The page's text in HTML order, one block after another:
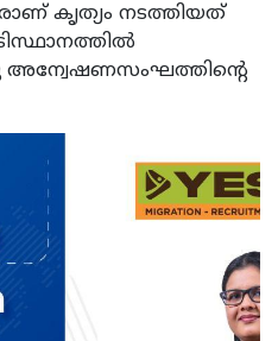
കൃത്യം നടത്തിയത്
അന്വേഷണസംഘത്തിന്റെ